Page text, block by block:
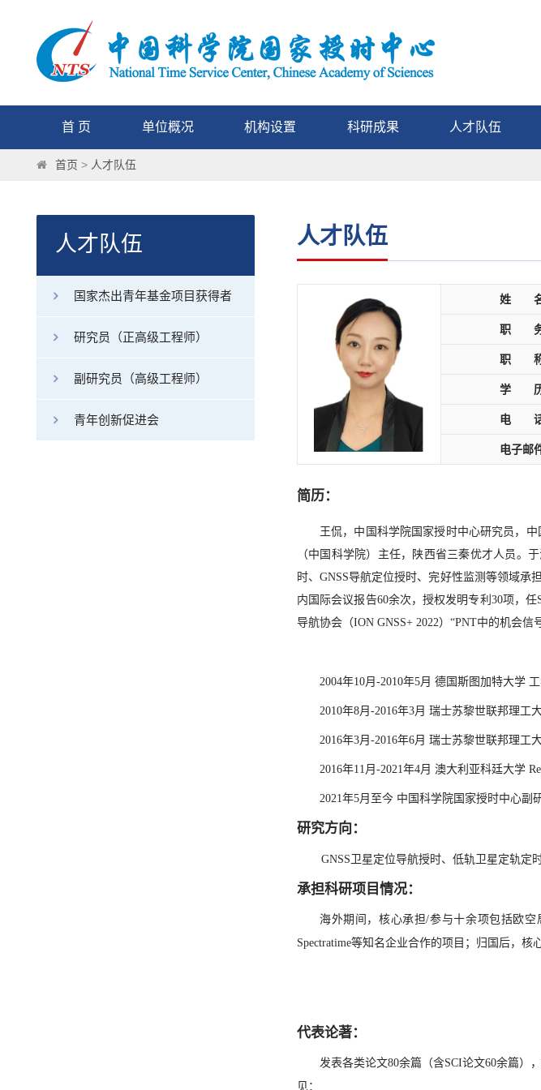
首 页 单位概况 机构设置 科研成果 人才队伍
首页 > 人才队伍
人才队伍
国家杰出青年基金项目获得者
研究员（正高级工程师）
副研究员（高级工程师）
青年创新促进会
人才队伍
姓 名
职 务
职 称
学 历
电 话
电子邮
简历：
王侃，中国科学院国家授时中心研究员，
（中国科学院）主任，陕西省三秦优才人员。
时、GNSS导航定位授时、完好性监测等领域承
内国际会议报告60余次，授权发明专利30项，
导航协会（ION GNSS+ 2022）“PNT中的机会信
2004年10月-2010年5月 德国斯图加特大学
2010年8月-2016年3月 瑞士苏黎世联邦理工
2016年3月-2016年6月 瑞士苏黎世联邦理工
2016年11月-2021年4月 澳大利亚科廷大学
2021年5月至今 中国科学院国家授时中心副
研究方向：
GNSS 卫星定位导航授时、低轨卫星定轨定
承担科研项目情况：
海外期间，核心承担/参与十余项包括欧
Spectratime等知名企业合作的项目；归国后，
代表论著：
发表各类论文80余篇（含SCI论文60余篇）
见：